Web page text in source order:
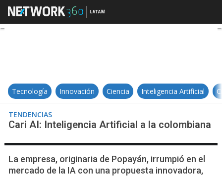
Cari AI: Inteligencia Artificial a la
Tecnología Innovación Ciencia Inteligencia Artificial
TENDENCIAS
Cari AI: Inteligencia Artificial a la colombiana
La empresa, originaria de Popayán, irrumpió en el
mercado de la IA con una propuesta innovadora,